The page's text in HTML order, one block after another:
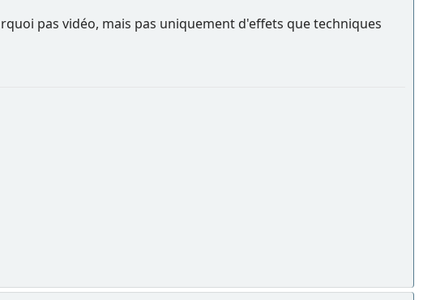
pas vidéo, mais pas uniquement d'effets que techniques